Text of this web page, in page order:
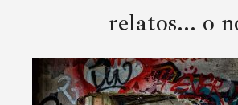
relatos... o